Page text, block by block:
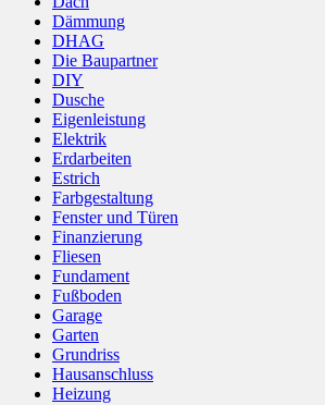
Dämmung
DHAG
Die Baupartner
DIY
Dusche
Eigenleistung
Elektrik
Erdarbeiten
Estrich
Farbgestaltung
Fenster und Türen
Finanzierung
Fliesen
Fundament
Fußboden
Garage
Garten
Grundriss
Hausanschluss
Heizung